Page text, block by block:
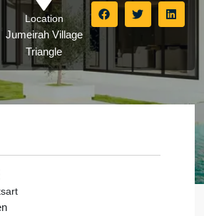
Location
Jumeirah Village
Triangle